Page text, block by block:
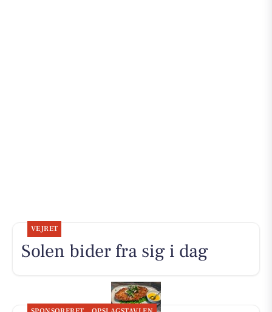
VEJRET
Solen bider fra sig i dag